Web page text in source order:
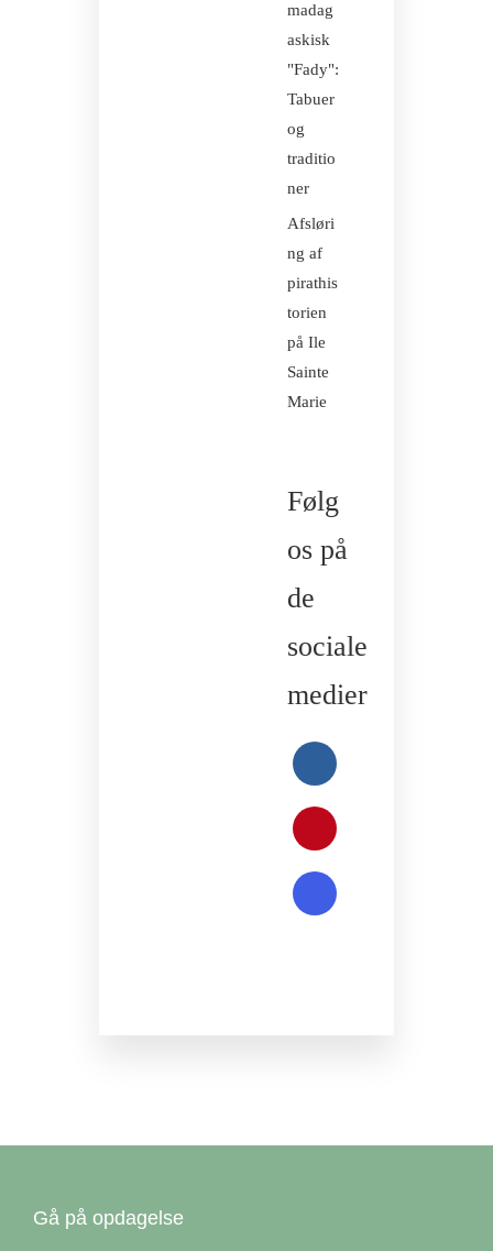
madag
askisk
"Fady":
Tabuer
og
traditio
ner
Afsløri
ng af
pirathis
torien
på Ile
Sainte
Marie
Følg
os på
de
sociale
medier
Gå på opdagelse